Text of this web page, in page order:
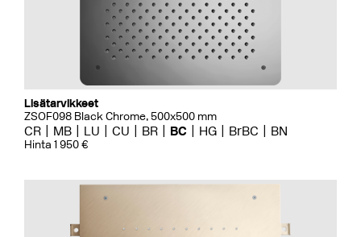
Lisätarvikkeet
ZSOF098 Black Chrome, 500x500 mm
CR MB LU CU BR BC HG BrBC BN
Hinta 1 950 €